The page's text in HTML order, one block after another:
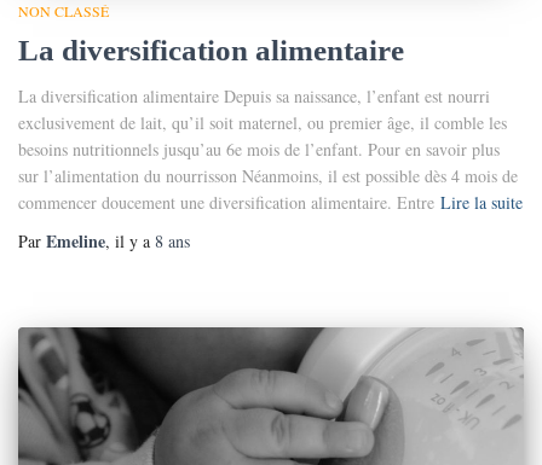
NON CLASSÉ
La diversification alimentaire
La diversification alimentaire Depuis sa naissance, l’enfant est nourri
exclusivement de lait, qu’il soit maternel, ou premier âge, il comble les
besoins nutritionnels jusqu’au 6e mois de l’enfant. Pour en savoir plus
sur l’alimentation du nourrisson Néanmoins, il est possible dès 4 mois de
commencer doucement une diversification alimentaire. Entre Lire la suite
Par Emeline, il y a 8 ans